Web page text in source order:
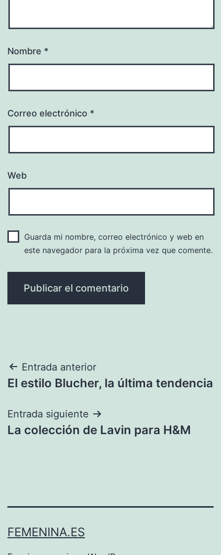
Nombre *
Correo electrónico *
Web
Guarda mi nombre, correo electrónico y web en
este navegador para la próxima vez que comente.
Navegación
de
entradas
Entrada anterior
El estilo Blucher, la última tendencia
Entrada siguiente
La colección de Lavin para H&M
FEMENINA.ES